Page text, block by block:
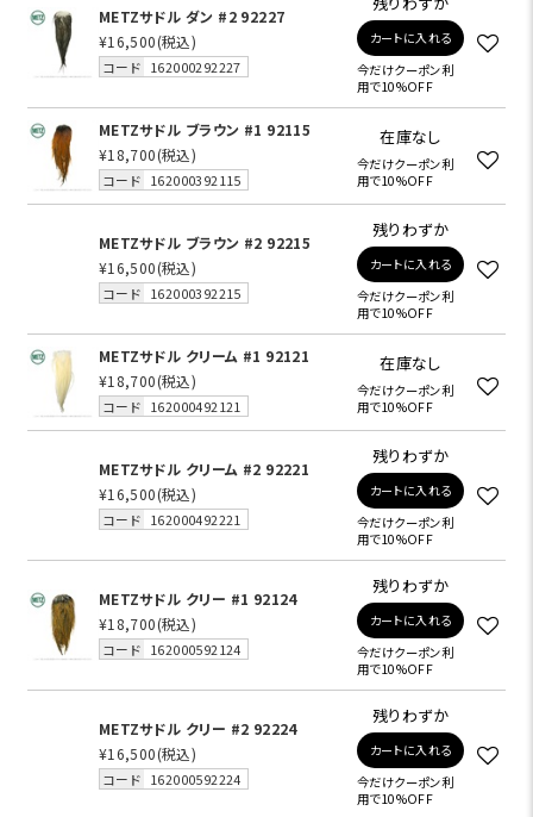
METZサドル ダン #2 92227
¥16,500(税込)
コード 162000292227
カートに入れる
今だけクーポン利
用で10%OFF
METZサドル ブラウン #1 92115
¥18,700(税込)
コード 162000392115
在庫なし
今だけクーポン利
用で10%OFF
METZサドル ブラウン #2 92215
¥16,500(税込)
コード 162000392215
残りわずか
カートに入れる
今だけクーポン利
用で10%OFF
METZサドル クリーム #1 92121
¥18,700(税込)
コード 162000492121
在庫なし
今だけクーポン利
用で10%OFF
METZサドル クリーム #2 92221
¥16,500(税込)
コード 162000492221
残りわずか
カートに入れる
今だけクーポン利
用で10%OFF
METZサドル クリー #1 92124
¥18,700(税込)
コード 162000592124
残りわずか
カートに入れる
今だけクーポン利
用で10%OFF
METZサドル クリー #2 92224
¥16,500(税込)
コード 162000592224
残りわずか
カートに入れる
今だけクーポン利
用で10%OFF